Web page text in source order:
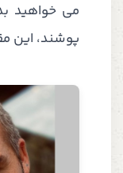
می خواهید
پوشند، این